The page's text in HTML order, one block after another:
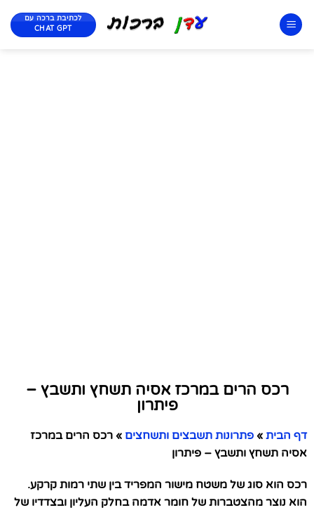
לכתיבת ברכה עם
CHAT GPT
רכס הרים במרכז אסיה תשחץ ותשבץ –
פיתרון
דף הבית » פתרונות תשבצים ותשחצים » רכס הרים במרכז
אסיה תשחץ ותשבץ – פיתרון
רכס הוא סוג של משטח מישור המפריד בין שתי רמות קרקע.
הוא נוצר מהצטברות של חומר אדמה בחלק העליון ובצדדיו של